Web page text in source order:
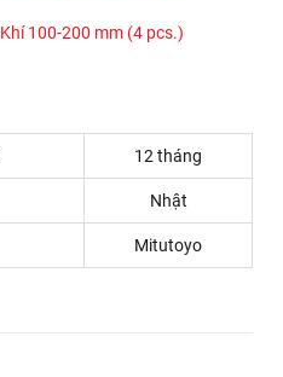
12 tháng
Nhật
Mitutoyo